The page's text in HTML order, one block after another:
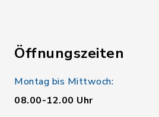
Öffnungszeiten
Montag bis Mittwoch:
08.00-12.00 Uhr